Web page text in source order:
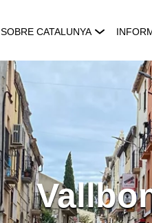
SOBRE CATALUNYA